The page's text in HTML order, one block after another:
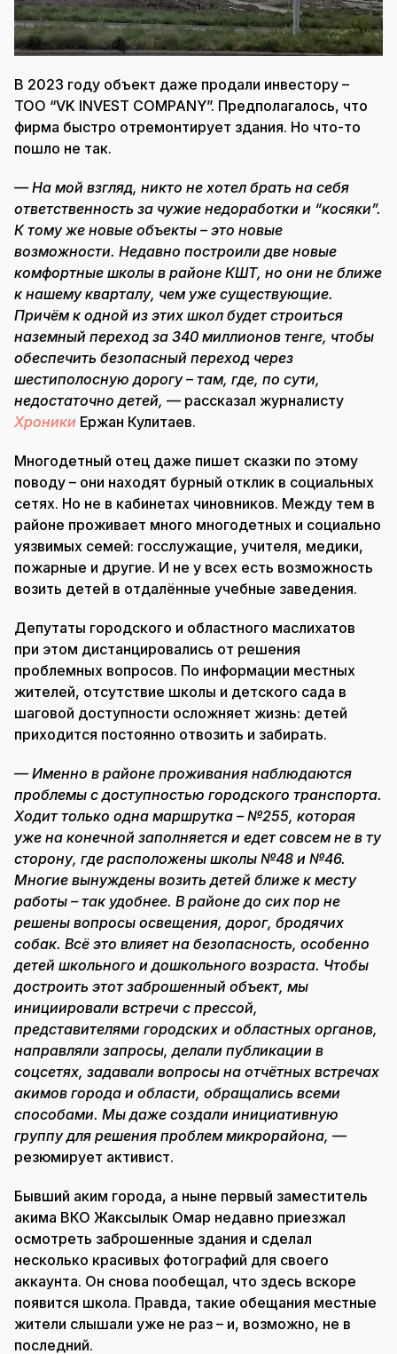
В 2023 году объект даже продали инвестору –
ТОО “VK INVEST COMPANY”. Предполагалось, что
фирма быстро отремонтирует здания. Но что-то
пошло не так.
— На мой взгляд, никто не хотел брать на себя
ответственность за чужие недоработки и “косяки”.
К тому же новые объекты – это новые
возможности. Недавно построили две новые
комфортные школы в районе КШТ, но они не ближе
к нашему кварталу, чем уже существующие.
Причём к одной из этих школ будет строиться
наземный переход за 340 миллионов тенге, чтобы
обеспечить безопасный переход через
шестиполосную дорогу – там, где, по сути,
недостаточно детей, — рассказал журналисту
Хроники Ержан Кулитаев.
Многодетный отец даже пишет сказки по этому
поводу – они находят бурный отклик в социальных
сетях. Но не в кабинетах чиновников. Между тем в
районе проживает много многодетных и социально
уязвимых семей: госслужащие, учителя, медики,
пожарные и другие. И не у всех есть возможность
возить детей в отдалённые учебные заведения.
Депутаты городского и областного маслихатов
при этом дистанцировались от решения
проблемных вопросов. По информации местных
жителей, отсутствие школы и детского сада в
шаговой доступности осложняет жизнь: детей
приходится постоянно отвозить и забирать.
— Именно в районе проживания наблюдаются
проблемы с доступностью городского транспорта.
Ходит только одна маршрутка – №255, которая
уже на конечной заполняется и едет совсем не в ту
сторону, где расположены школы №48 и №46.
Многие вынуждены возить детей ближе к месту
работы – так удобнее. В районе до сих пор не
решены вопросы освещения, дорог, бродячих
собак. Всё это влияет на безопасность, особенно
детей школьного и дошкольного возраста. Чтобы
достроить этот заброшенный объект, мы
инициировали встречи с прессой,
представителями городских и областных органов,
направляли запросы, делали публикации в
соцсетях, задавали вопросы на отчётных встречах
акимов города и области, обращались всеми
способами. Мы даже создали инициативную
группу для решения проблем микрорайона, —
резюмирует активист.
Бывший аким города, а ныне первый заместитель
акима ВКО Жаксылык Омар недавно приезжал
осмотреть заброшенные здания и сделал
несколько красивых фотографий для своего
аккаунта. Он снова пообещал, что здесь вскоре
появится школа. Правда, такие обещания местные
жители слышали уже не раз – и, возможно, не в
последний.